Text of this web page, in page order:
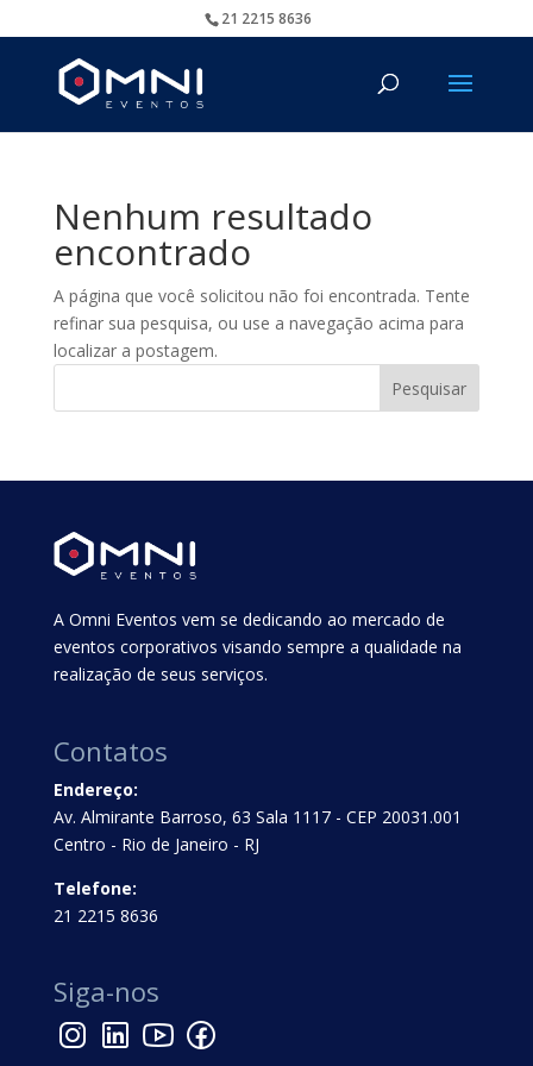
21 2215 8636
Nenhum resultado
encontrado
A página que você solicitou não foi encontrada. Tente
refinar sua pesquisa, ou use a navegação acima para
localizar a postagem.
A Omni Eventos vem se dedicando ao mercado de
eventos corporativos visando sempre a qualidade na
realização de seus serviços.
Contatos
Endereço:
Av. Almirante Barroso, 63 Sala 1117 - CEP 20031.001
Centro - Rio de Janeiro - RJ
Telefone:
21 2215 8636
Siga-nos